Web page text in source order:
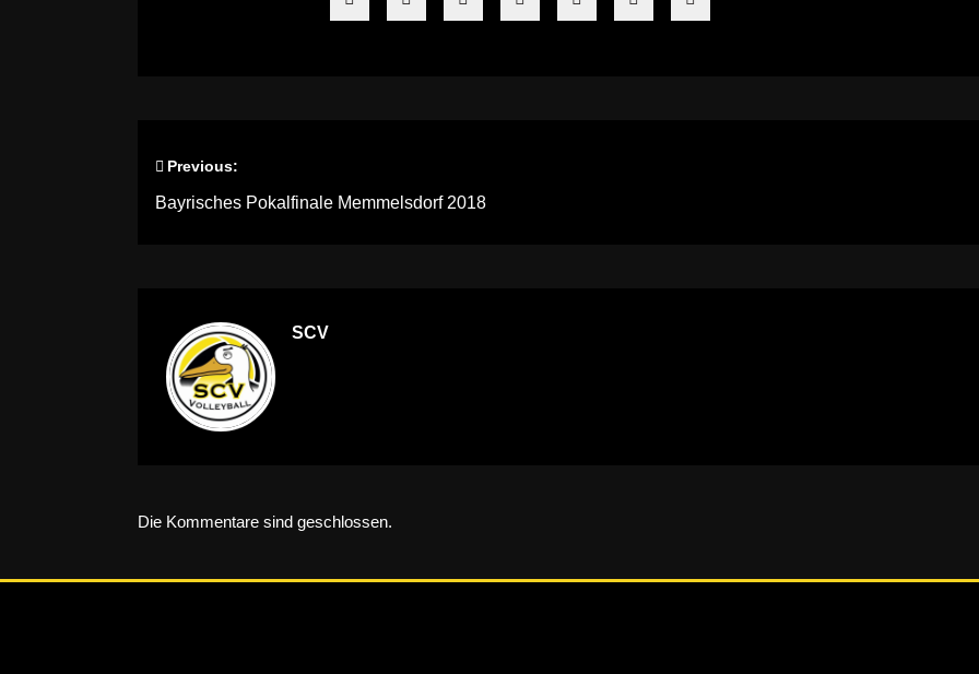
Beitragsnavigation
Previous:
Bayrisches Pokalfinale Memmelsdorf 2018
SCV
Die Kommentare sind geschlossen.